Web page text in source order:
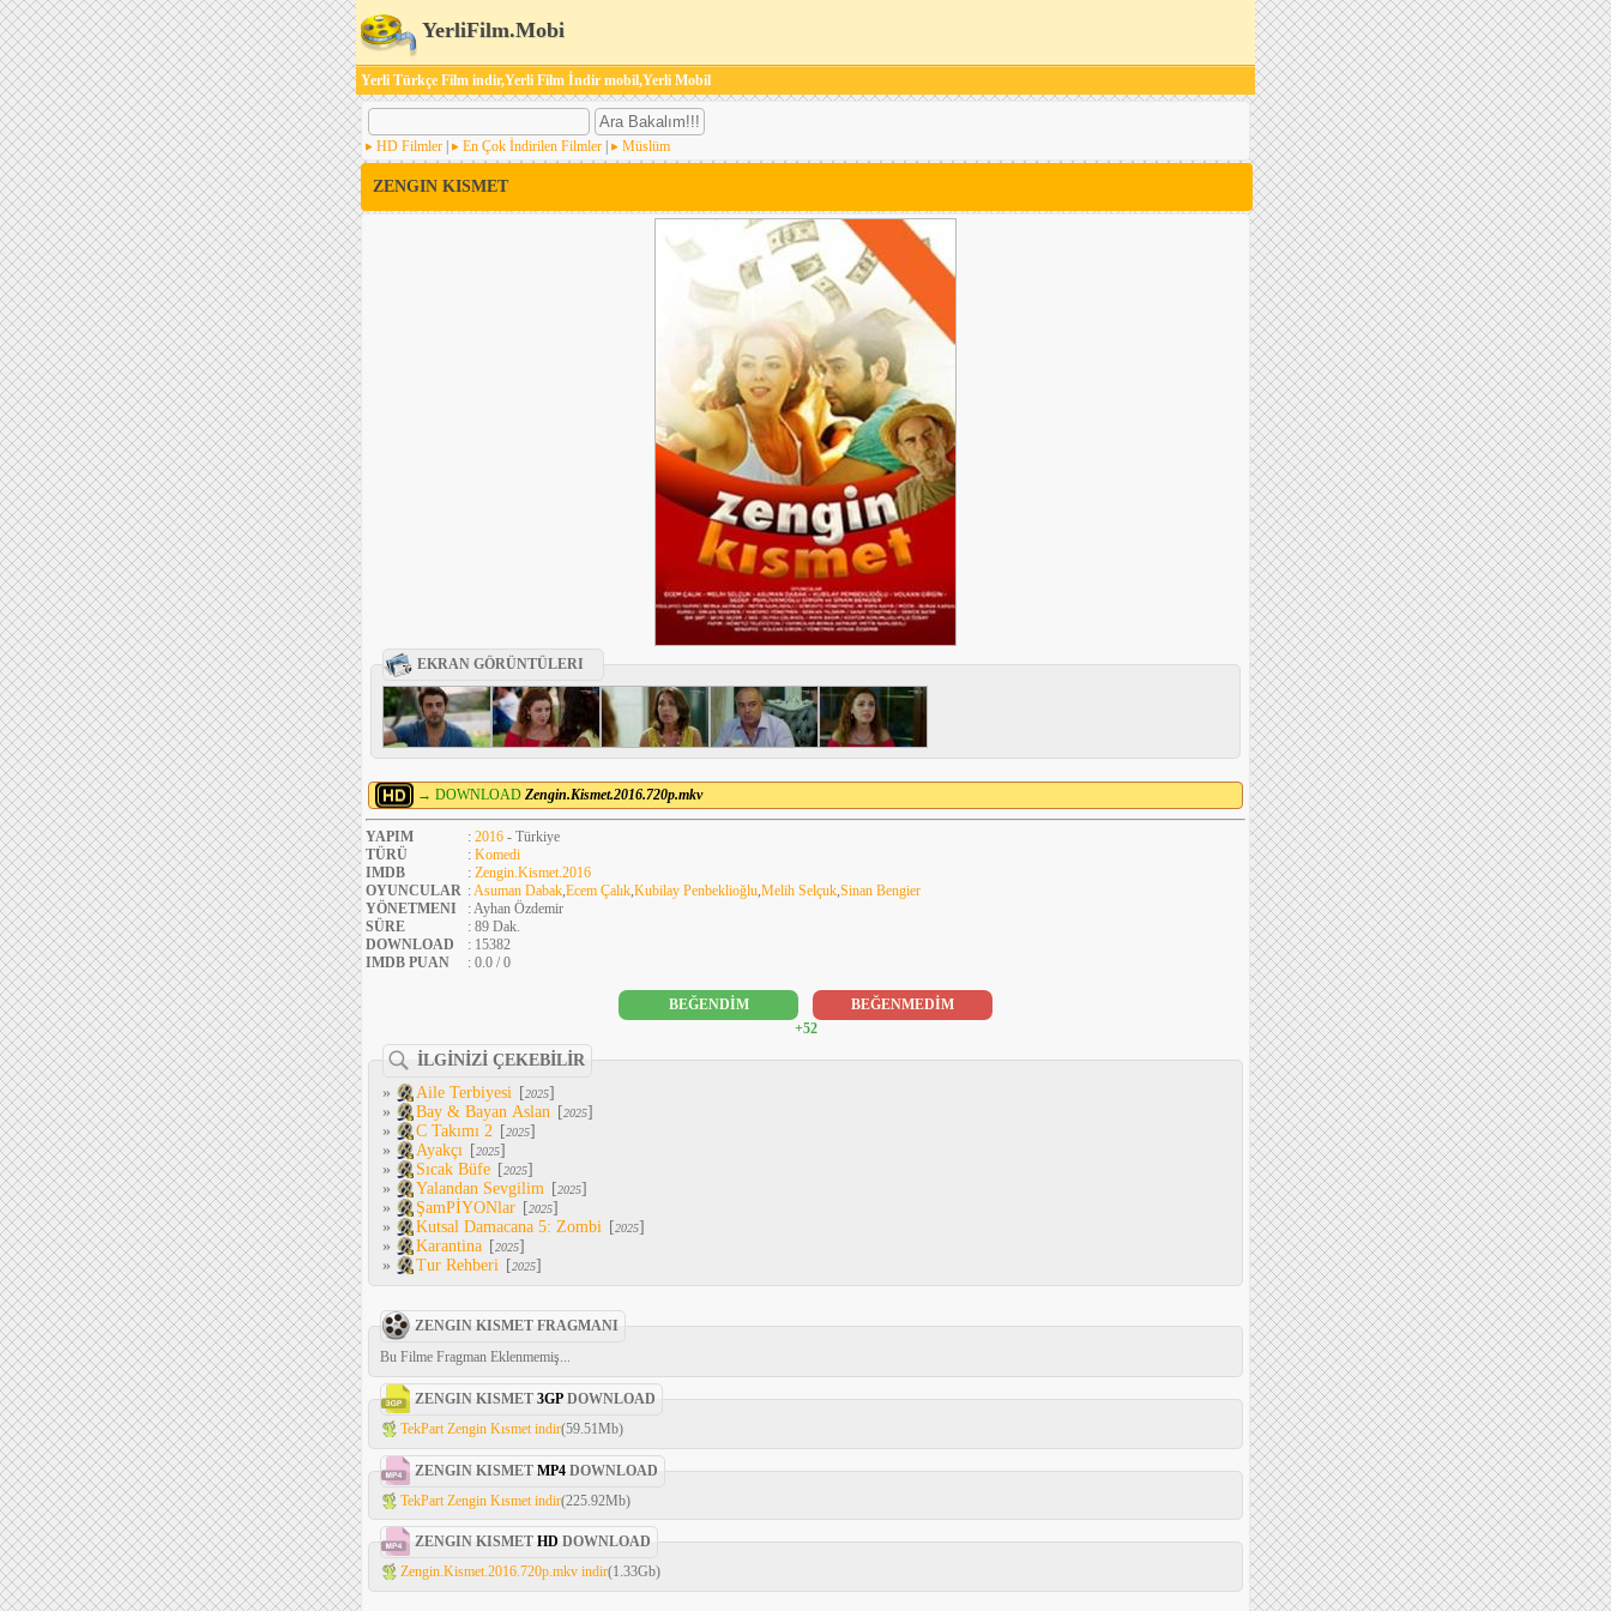
YerliFilm.Mobi
Yerli Türkçe Film indir,Yerli Film İndir mobil,Yerli Mobil
HD Filmler En Çok İndirilen Filmler Müslüm
ZENGIN KISMET
EKRAN GÖRÜNTÜLERI
→ DOWNLOAD Zengin.Kismet.2016.720p.mkv
YAPIM : 2016 - Türkiye
TÜRÜ
: Komedi
IMDB
: Zengin.Kismet.2016
OYUNCULAR : Asuman Dabak Ecem Çalık Kubilay Penbeklioğlu Melih Selçuk Sinan Bengier
YÖNETMENI
: Ayhan Özdemir
SÜRE
: 89 Dak.
DOWNLOAD
: 15382
IMDB PUAN
: 0.0 / 0
BEĞENDİM
BEĞENMEDİM
+52
İLGİNİZİ ÇEKEBİLİR
»
Aile Terbiyesi [2025]
»
Bay & Bayan Aslan [2025]
»
C Takımı 2 [2025]
»
Ayakçı [2025]
»
Sıcak Büfe [2025]
»
Yalandan Sevgilim [2025]
»
ŞamPİYONlar [2025]
»
Kutsal Damacana 5: Zombi [2025]
»
Karantina [2025]
»
Tur Rehberi [2025]
ZENGIN KISMET FRAGMANI
Bu Filme Fragman Eklenmemiş...
ZENGIN KISMET 3GP DOWNLOAD
TekPart Zengin Kısmet indir(59.51Mb)
ZENGIN KISMET MP4 DOWNLOAD
TekPart Zengin Kısmet indir(225.92Mb)
ZENGIN KISMET HD DOWNLOAD
Zengin.Kismet.2016.720p.mkv indir(1.33Gb)